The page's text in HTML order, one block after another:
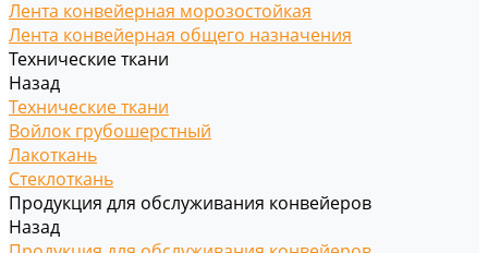
Лента конвейерная морозостойкая
Лента конвейерная общего назначения
Технические ткани
Назад
Технические ткани
Войлок грубошерстный
Лакоткань
Стеклоткань
Продукция для обслуживания конвейеров
Назад